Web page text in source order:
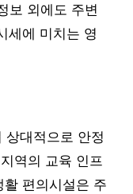
보 외에도 주변
세에 미치는 영
상대적으로 안정
역의 교육 인프
편의시설은 주